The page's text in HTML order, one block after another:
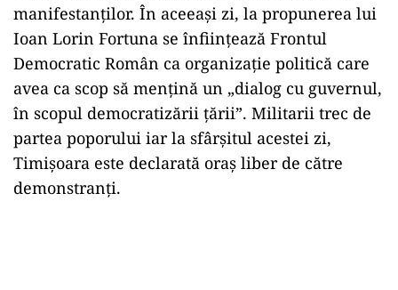
manifestanților. În aceeași zi, la propunerea lui
Ioan Lorin Fortuna se înființează Frontul
Democratic Român ca organizație politică care
avea ca scop să mențină un „dialog cu guvernul,
în scopul democratizării țării”. Militarii trec de
partea poporului iar la sfârșitul acestei zi,
Timișoara este declarată oraș liber de către
demonstranți.